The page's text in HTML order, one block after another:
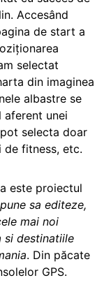
Accesând
de start a
selectat
din imaginea
albastre se
aferent unei
selecta doar
de fitness, etc.
este proiectul
sa editeze,
mai noi
si destinatiile
. Din păcate
GPS.